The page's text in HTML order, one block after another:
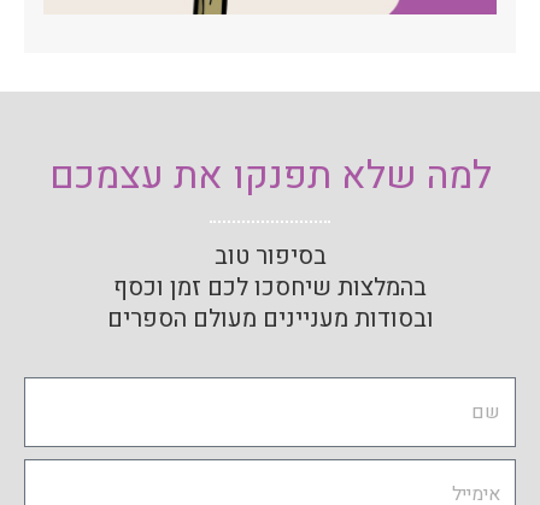
למה שלא תפנקו את עצמכם
בסיפור טוב
בהמלצות שיחסכו לכם זמן וכסף
ובסודות מעניינים מעולם הספרים